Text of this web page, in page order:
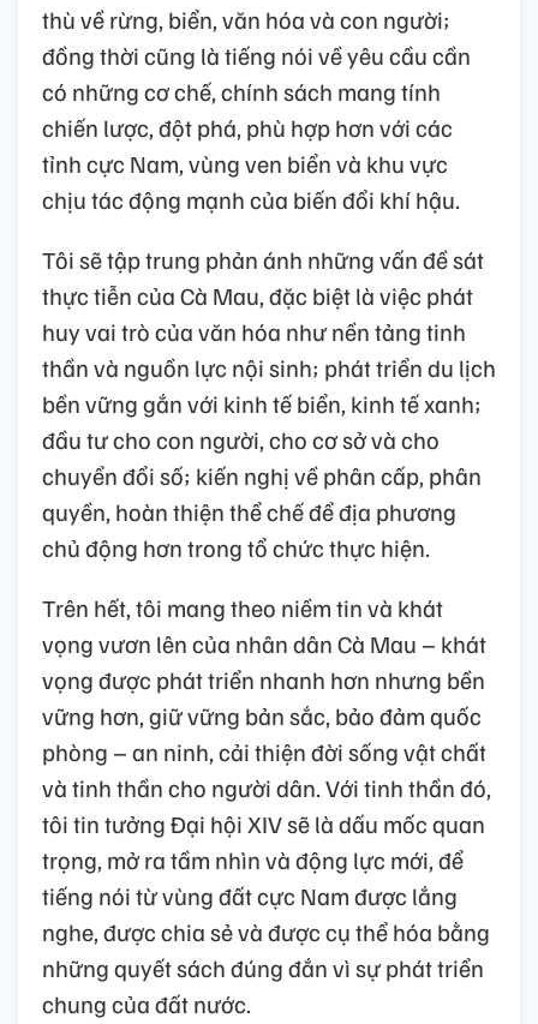
thù về rừng, biển, văn hóa và con người;
đồng thời cũng là tiếng nói về yêu cầu cần
có những cơ chế, chính sách mang tính
chiến lược, đột phá, phù hợp hơn với các
tỉnh cực Nam, vùng ven biển và khu vực
chịu tác động mạnh của biến đổi khí hậu.
Tôi sẽ tập trung phản ánh những vấn đề sát
thực tiễn của Cà Mau, đặc biệt là việc phát
huy vai trò của văn hóa như nền tảng tinh
thần và nguồn lực nội sinh; phát triển du lịch
bền vững gắn với kinh tế biển, kinh tế xanh;
đầu tư cho con người, cho cơ sở và cho
chuyển đổi số; kiến nghị về phân cấp, phân
quyền, hoàn thiện thể chế để địa phương
chủ động hơn trong tổ chức thực hiện.
Trên hết, tôi mang theo niềm tin và khát
vọng vươn lên của nhân dân Cà Mau – khát
vọng được phát triển nhanh hơn nhưng bền
vững hơn, giữ vững bản sắc, bảo đảm quốc
phòng – an ninh, cải thiện đời sống vật chất
và tinh thần cho người dân. Với tinh thần đó,
tôi tin tưởng Đại hội XIV sẽ là dấu mốc quan
trọng, mở ra tầm nhìn và động lực mới, để
tiếng nói từ vùng đất cực Nam được lắng
nghe, được chia sẻ và được cụ thể hóa bằng
những quyết sách đúng đắn vì sự phát triển
chung của đất nước.